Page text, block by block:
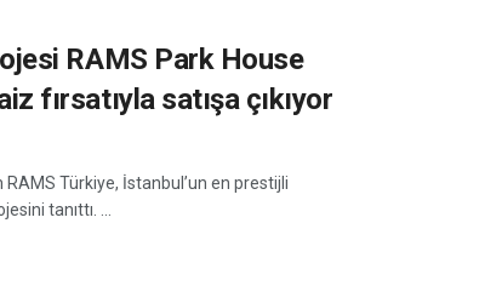
RAMS Park House
fırsatıyla satışa çıkıyor
Türkiye, İstanbul’un en prestijli
tanıttı. ...